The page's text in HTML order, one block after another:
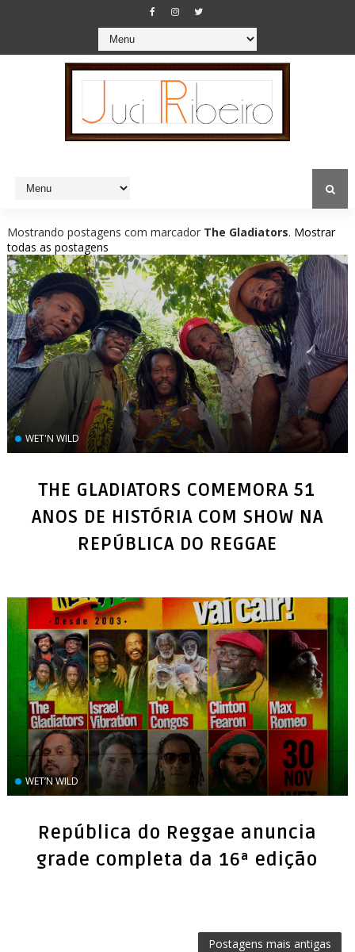
Mostrando postagens com marcador The Gladiators. Mostrar
todas as postagens
WET'N WILD
THE GLADIATORS COMEMORA 51
ANOS DE HISTÓRIA COM SHOW NA
REPÚBLICA DO REGGAE
WET’N WILD
República do Reggae anuncia
grade completa da 16ª edição
Postagens mais antigas